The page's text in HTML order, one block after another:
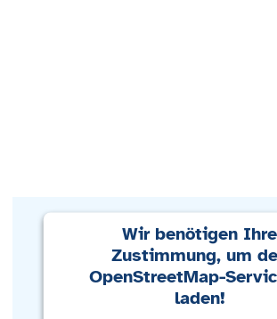
Wir benötigen Ihre
Zustimmung, um
OpenStreetMap-
laden!